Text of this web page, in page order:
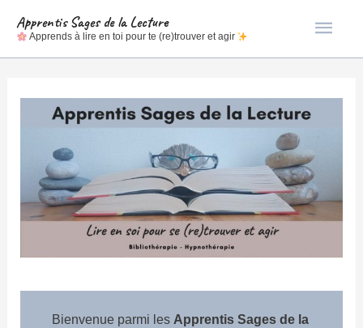
Apprentis Sages de la Lecture
Apprends à lire en toi pour te (re)trouver et agir
Bienvenue parmi les Apprentis Sages de la